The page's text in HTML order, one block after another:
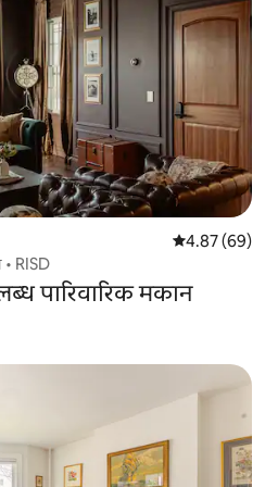
औसत रेटिंग 5 में
4.87 (69)
• RISD
पारिवारिक मकान